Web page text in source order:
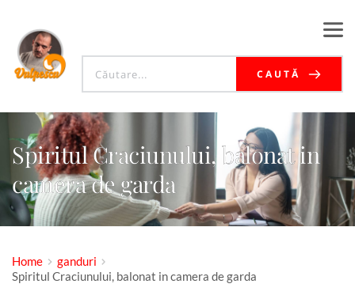
CAUTĂ
Spiritul Craciunului, balonat in
camera de garda
Home
ganduri
Spiritul Craciunului, balonat in camera de garda